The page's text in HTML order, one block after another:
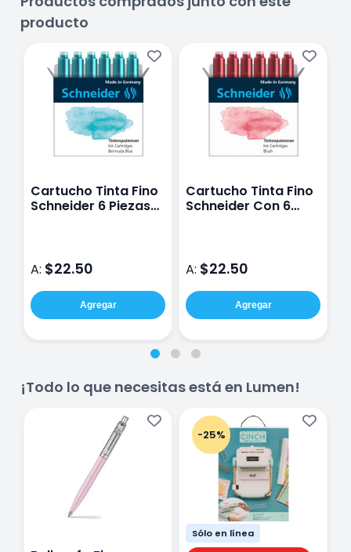
producto
Cartucho Tinta Fino
Schneider 6 Piezas
A: $22.50
Agregar
Cartucho Tinta Fino
Schneider Con 6
A: $22.50
Agregar
¡Todo lo que necesitas está en Lumen!
-25%
Sólo en línea